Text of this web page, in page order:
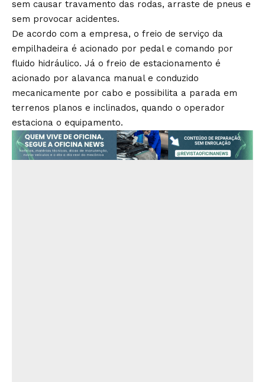
sem causar travamento das rodas, arraste de pneus e
sem provocar acidentes.
De acordo com a empresa, o freio de serviço da
empilhadeira é acionado por pedal e comando por
fluido hidráulico. Já o freio de estacionamento é
acionado por alavanca manual e conduzido
mecanicamente por cabo e possibilita a parada em
terrenos planos e inclinados, quando o operador
estaciona o equipamento.